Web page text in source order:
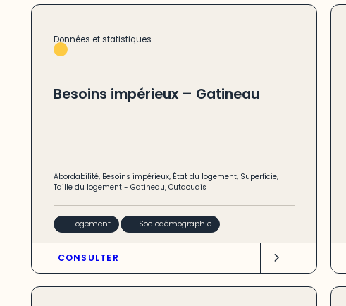
Données et statistiques
Besoins impérieux – Gatineau
Abordabilité, Besoins impérieux, État du logement, Superficie,
Taille du logement- Gatineau, Outaouais
Logement Sociodémographie
CONSULTER